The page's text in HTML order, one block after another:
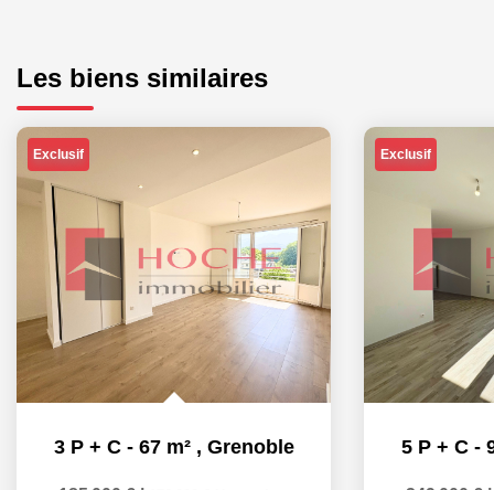
Les biens similaires
Exclusif
3 P + C - 67 m² , Grenoble
Exclusif
5 P + C -